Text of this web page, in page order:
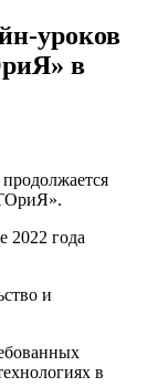
уроков
в
2022 года
и
в